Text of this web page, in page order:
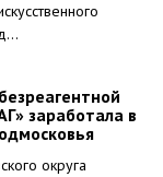
заработала в
округа